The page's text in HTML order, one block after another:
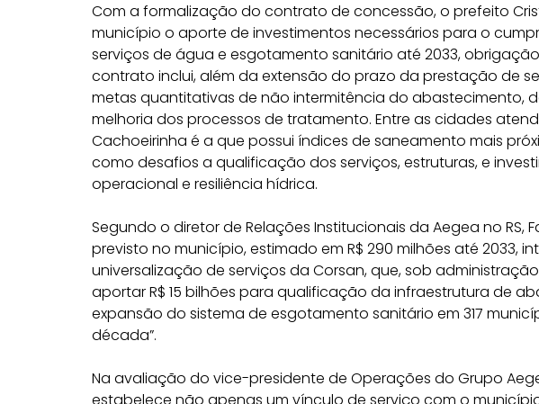
Com a formalização do contrato de concessão, o prefeito
município o aporte de investimentos necessários para o
serviços de água e esgotamento sanitário até 2033,
contrato inclui, além da extensão do prazo da prestação de
metas quantitativas de não intermitência do abastecimento,
melhoria dos processos de tratamento. Entre as cidades
Cachoeirinha é a que possui índices de saneamento mais
como desafios a qualificação dos serviços, estruturas, e
operacional e resiliência hídrica.
Segundo o diretor de Relações Institucionais da Aegea no RS,
previsto no município, estimado em R$ 290 milhões até 2033,
universalização de serviços da Corsan, que, sob
aportar R$ 15 bilhões para qualificação da infraestrutura de
expansão do sistema de esgotamento sanitário em 317
década”.
Na avaliação do vice-presidente de Operações do Grupo